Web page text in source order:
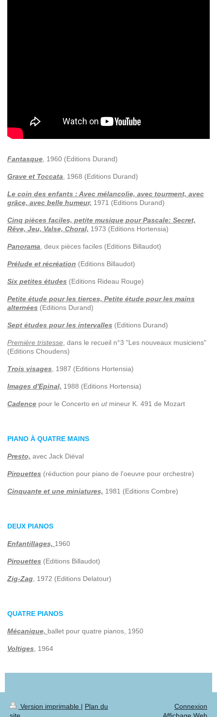
Fantasque , 1960 (Editions Durand)
Grave et Toccata , 1968 (Editions Durand)
Le coin des enfants : Avec mélancolie, avec tourment, avec
grâce, avec belle humeur, 1971 (Editions Durand)
Cinq pièces faciles, petite musique pour Pascale: Secret,
Rêve, Jeu, Valse, Choral, 1973 (Editions Hortensia)
Panorama , deux pièces faciles (Editions Billaudot)
Prélude et récréation (Editions Billaudot)
Six petites études (Editions Rideau Rouge)
Petite étude pour les tierces, Petite étude pour les mains
alternées (Editions Durand)
Sept études pour les intervalles (Editions Durand)
Première tristesse , dans le recueil n°3 "Les nouveaux musiciens"
(Editions Choudens)
Trois visages , 1987 (Editions Hortensia)
Images d'Epinal, 1988 (Editions Hortensia)
Cadence pour le Concerto en utmineur K. 491 de Mozart
PIANO À QUATRE MAINS
Presto, avec Jack Diéval
Pirouettes (réduction pour piano de l'oeuvre pour orchestre)
Cinquante et une miniatures, 1981 (Editions Combre)
DEUX PIANOS
Enfantillages, 1960
Pirouettes (Editions Billaudot)
Zig-Zag , 1972 (Editions Delatour)
QUATRE PIANOS
Mécanique, ballet pour quatre pianos, 1950
Voltiges , 1964
Version imprimable | Plan du
Connexion